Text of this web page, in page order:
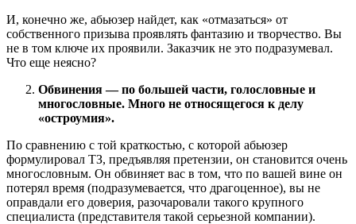
И, конечно же, абьюзер найдет, как «отмазаться» от
собственного призыва проявлять фантазию и творчество. Вы
не в том ключе их проявили. Заказчик не это подразумевал.
Что еще неясно?
Обвинения — по большей части, голословные и
многословные. Много не относящегося к делу
«остроумия».
По сравнению с той краткостью, с которой абьюзер
формулировал ТЗ, предъявляя претензии, он становится очень
многословным. Он обвиняет вас в том, что по вашей вине он
потерял время (подразумевается, что драгоценное), вы не
оправдали его доверия, разочаровали такого крупного
специалиста (представителя такой серьезной компании).